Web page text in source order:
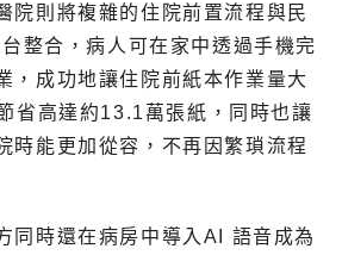
院則將複雜的住院前置流程與民
整合，病人可在家中透過手機完
，成功地讓住院前紙本作業量大
省高達約13.1萬張紙，同時也讓
時能更加從容，不再因繁瑣流程
同時還在病房中導入AI 語音成為